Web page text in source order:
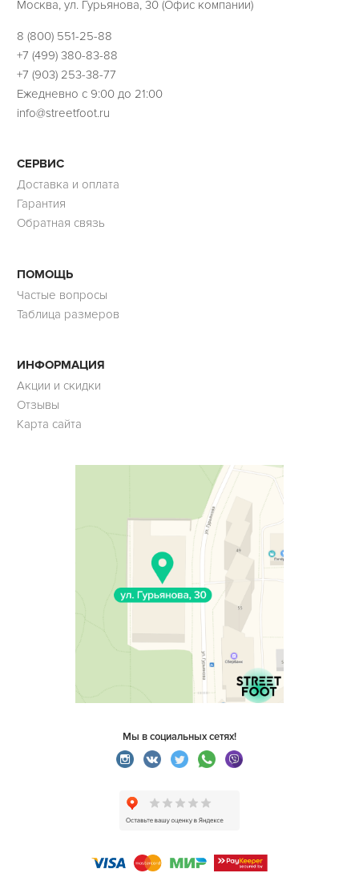
Москва, ул. Гурьянова, 30 (Офис компании)
8 (800) 551-25-88
+7 (499) 380-83-88
+7 (903) 253-38-77
Ежедневно с 9:00 до 21:00
info@streetfoot.ru
СЕРВИС
Доставка и оплата
Гарантия
Обратная связь
ПОМОЩЬ
Частые вопросы
Таблица размеров
ИНФОРМАЦИЯ
Акции и скидки
Отзывы
Карта сайта
Мы в социальных сетях!